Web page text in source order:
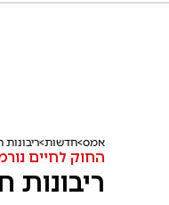
אמס חדשות
החוק לחיים